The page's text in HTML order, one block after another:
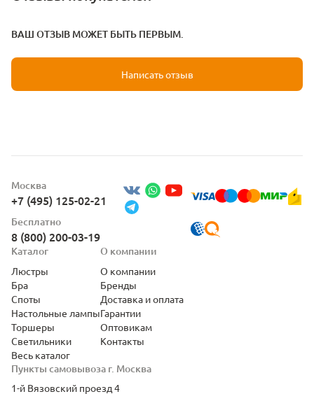
ВАШ ОТЗЫВ МОЖЕТ БЫТЬ ПЕРВЫМ.
Написать отзыв
Москва
+7 (495) 125-02-21
Бесплатно
8 (800) 200-03-19
Пункты самовывоза г. Москва
1-й Вязовский проезд 4
Каталог
Люстры
Бра
Споты
Настольные лампы
Торшеры
Светильники
Весь каталог
О компании
О компании
Бренды
Доставка и оплата
Гарантии
Оптовикам
Контакты